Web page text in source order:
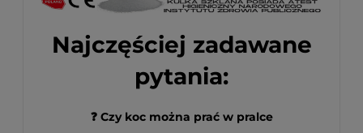
Najczęściej zadawane
pytania:
❓ Czy koc można prać w pralce